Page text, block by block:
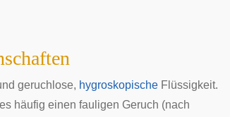
geruchlose, hygroskopische Flüssigkeit.
häufig einen fauligen Geruch (nach